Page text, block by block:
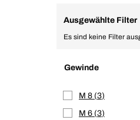
Ausgewählte Filter
Es sind keine Filter
Gewinde
M 8 3
M 6 3